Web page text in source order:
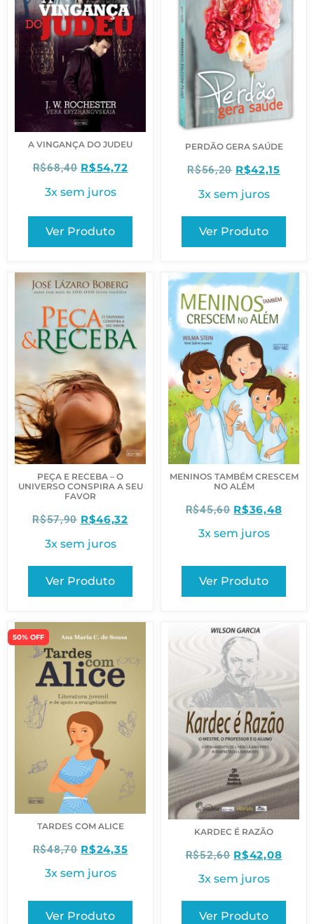
A VINGANÇA DO JUDEU
R$68,40 R$54,72
3x sem juros
Ver Produto
PERDÃO GERA SAÚDE
R$56,20 R$42,15
3x sem juros
Ver Produto
PEÇA E RECEBA – O
UNIVERSO CONSPIRA A SEU
FAVOR
R$57,90 R$46,32
3x sem juros
Ver Produto
MENINOS TAMBÉM CRESCEM
NO ALÉM
R$45,60 R$36,48
3x sem juros
Ver Produto
50% OFF
TARDES COM ALICE
R$48,70 R$24,35
3x sem juros
Ver Produto
KARDEC É RAZÃO
R$52,60 R$42,08
3x sem juros
Ver Produto